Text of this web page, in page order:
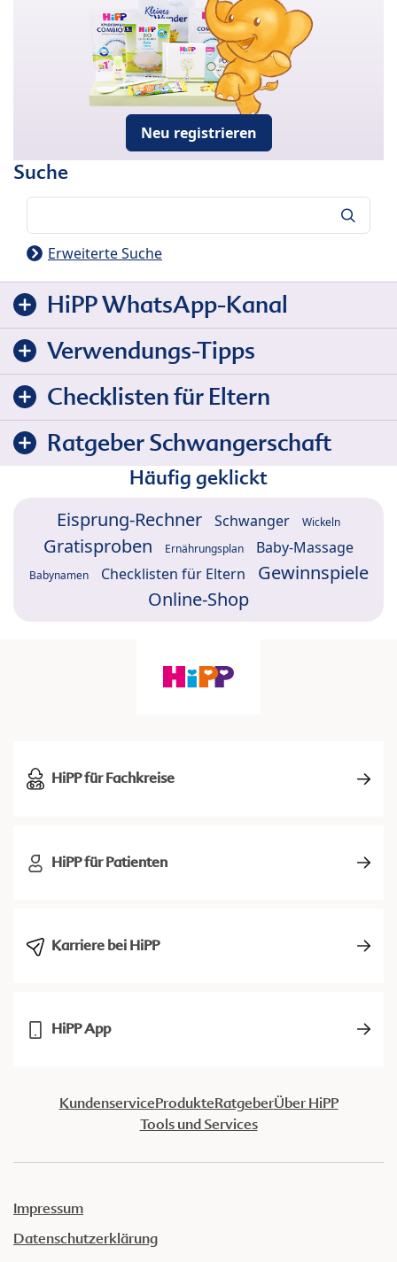
Neu registrieren
Suche
Erweiterte Suche
HiPP WhatsApp-Kanal
Verwendungs-Tipps
Checklisten für Eltern
Ratgeber Schwangerschaft
Häufig geklickt
Eisprung-Rechner Schwanger Wickeln
Gratisproben Ernährungsplan Baby-Massage
Babynamen Checklisten für Eltern
Gewinnspiele
Online-Shop
HiPP für Fachkreise
HiPP für Patienten
Karriere bei HiPP
HiPP App
KundenserviceProdukteRatgeberÜber HiPP
Tools und Services
Impressum
Datenschutzerklärung